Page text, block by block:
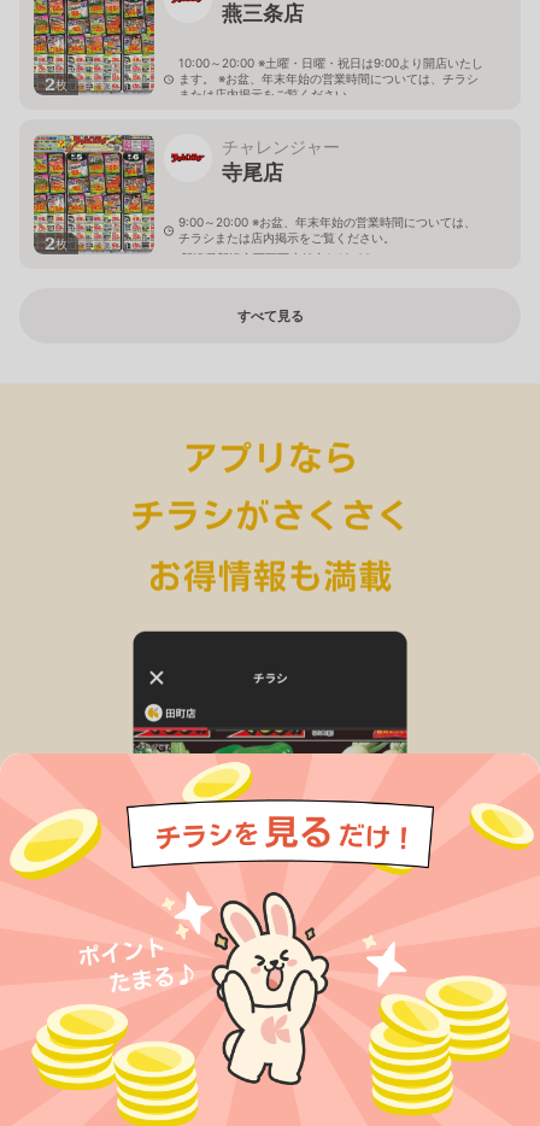
2枚
燕三条店
10:00～20:00 ※土曜・日曜・祝日は9:00より開店いたし
ます。 ※お盆、年末年始の営業時間については、チラシ
または店内掲示をご覧ください。
2枚
チャレンジャー
寺尾店
9:00～20:00 ※お盆、年末年始の営業時間については、
チラシまたは店内掲示をご覧ください。
新潟県新潟市西区西小針台1-19-29
すべて見る